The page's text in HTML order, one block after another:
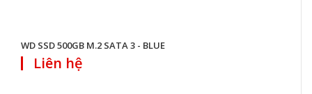
WD SSD 500GB M.2 SATA 3 - BLUE
Liên hệ